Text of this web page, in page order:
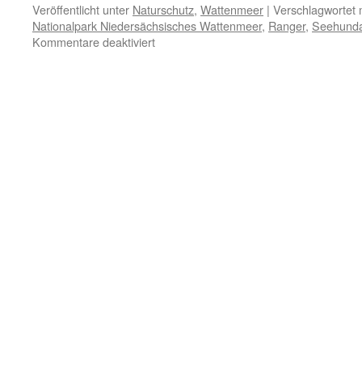
Veröffentlicht unter Naturschutz, Wattenmeer | Verschlagwortet
Nationalpark Niedersächsisches Wattenmeer, Ranger,
Kommentare deaktiviertfür